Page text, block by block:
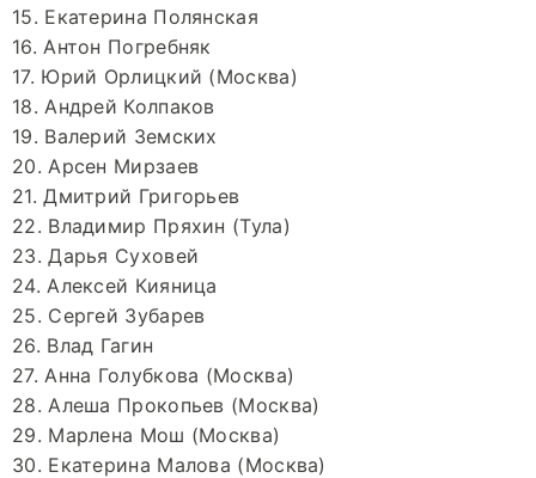
15. Екатерина Полянская
16. Антон Погребняк
17. Юрий Орлицкий (Москва)
18. Андрей Колпаков
19. Валерий Земских
20. Арсен Мирзаев
21. Дмитрий Григорьев
22. Владимир Пряхин (Тула)
23. Дарья Суховей
24. Алексей Кияница
25. Сергей Зубарев
26. Влад Гагин
27. Анна Голубкова (Москва)
28. Алеша Прокопьев (Москва)
29. Марлена Мош (Москва)
30. Екатерина Малова (Москва)